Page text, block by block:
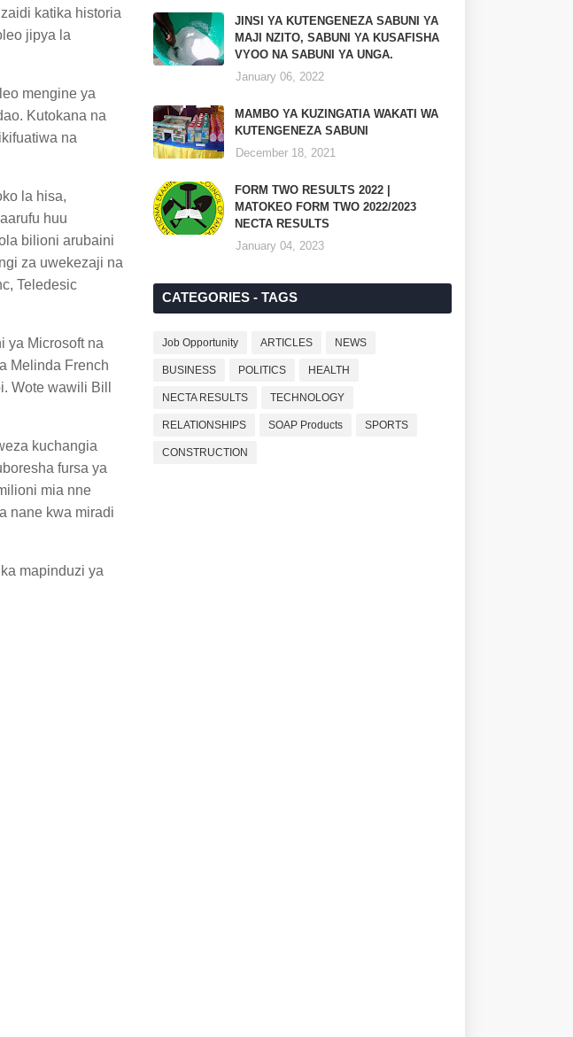
katika historia
jipya la
mengine ya
Kutokana na
na
la hisa,
huu
bilioni arubaini
za uwekezaji na
Teledesic
ya Microsoft na
Melinda French
Wote wawili Bill
kuchangia
fursa ya
mia nne
nane kwa miradi
mapinduzi ya
JINSI YA KUTENGENEZA SABUNI YA
MAJI NZITO, SABUNI YA KUSAFISHA
VYOO NA SABUNI YA UNGA.
January 06, 2022
MAMBO YA KUZINGATIA WAKATI WA
KUTENGENEZA SABUNI
December 18, 2021
FORM TWO RESULTS 2022 |
MATOKEO FORM TWO 2022/2023
NECTA RESULTS
January 04, 2023
CATEGORIES - TAGS
Job Opportunity ARTICLES NEWS
BUSINESS POLITICS HEALTH
NECTA RESULTS TECHNOLOGY
RELATIONSHIPS SOAP Products SPORTS
CONSTRUCTION